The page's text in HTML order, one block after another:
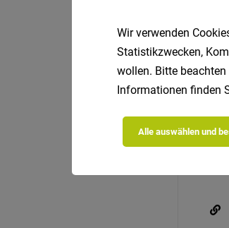
Wir verwenden
Statistikzwecken,
wollen. Bitte
Informationen finden
Alle auswählen und